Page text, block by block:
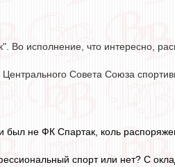
Во исполнение, что интересно,
Совета Союза
был не ФК Спартак, коль
спорт или нет? С